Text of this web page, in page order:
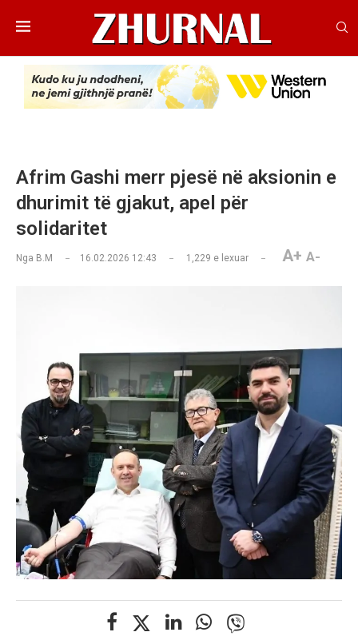
Afrim Gashi merr pjesë në aksionin e
dhurimit të gjakut, apel për
solidaritet
Nga B.M 16.02.2026 12:43 1,229 e lexuar A+ A-